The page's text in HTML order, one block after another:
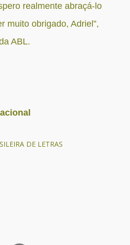
realmente abraçá-lo
muito obrigado, Adriel”,
ABL.
DE LETRAS